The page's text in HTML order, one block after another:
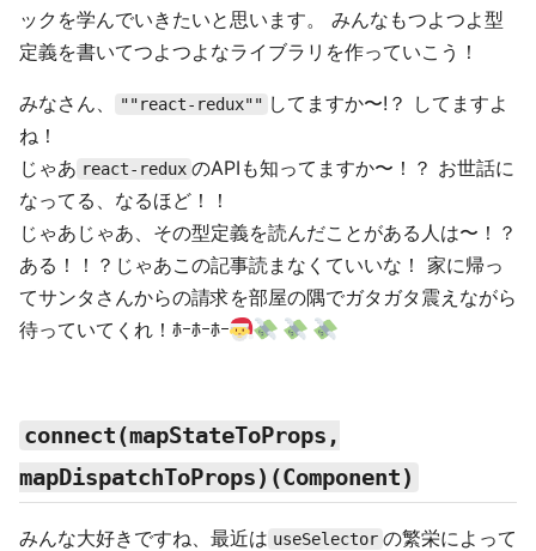
ックを学んでいきたいと思います。 みんなもつよつよ型
定義を書いてつよつよなライブラリを作っていこう！
みなさん、 ""react-redux"" してますか〜!？ してますよ
ね！
じゃあ react-redux のAPIも知ってますか〜！？ お世話に
なってる、なるほど！！
じゃあじゃあ、その型定義を読んだことがある人は〜！？
ある！！？じゃあこの記事読まなくていいな！ 家に帰っ
てサンタさんからの請求を部屋の隅でガタガタ震えながら
待っていてくれ！ﾎｰﾎｰﾎｰ
connect(mapStateToProps,
mapDispatchToProps)(Component)
みんな大好きですね、最近は useSelector の繁栄によって